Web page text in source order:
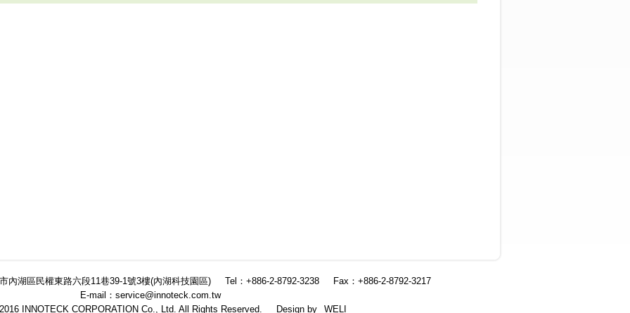
內湖區民權東路六段11巷39-1號3樓(內湖科技園區) Tel：+886-2-8792-3238
Fax：+886-2-8792-3217
E-mail：service@innoteck.com.tw
INNOTECK CORPORATION Co., Ltd. All Rights Reserved.
Design by WELI